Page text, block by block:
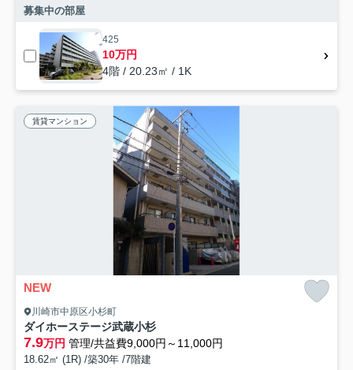
募集中の部屋
425
10万円
4階 / 20.23㎡ / 1K
賃貸マンション
NEW
川崎市中原区小杉町
ダイホーステージ武蔵小杉
7.9万円 管理/共益費9,000円～11,000円
18.62㎡ (1R) /築30年 /7階建